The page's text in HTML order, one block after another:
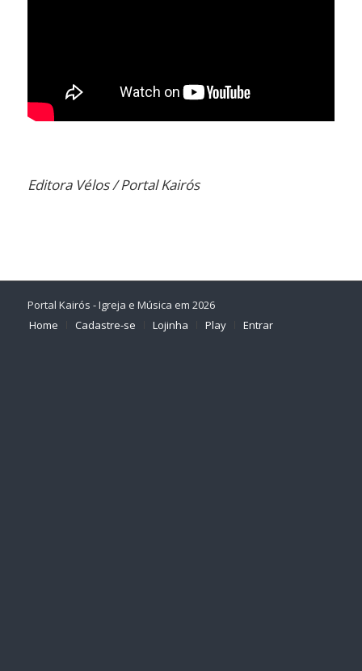
Editora Vélos / Portal Kairós
Portal Kairós - Igreja e Música em 2026
Home
Cadastre-se Lojinha Play Entrar